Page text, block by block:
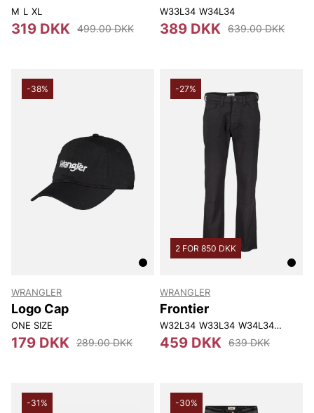
M L XL
319 DKK 499.00 DKK
W33L34 W34L34
389 DKK 639.00 DKK
-38%
WRANGLER
Logo Cap
ONE SIZE
179 DKK 289.00 DKK
-27%
2 FOR 850 DKK
WRANGLER
Frontier
W32L34 W33L34 W34L34 W36L34
459 DKK 639 DKK
-31% -30%